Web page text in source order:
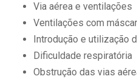
Via aérea e ventilações
Ventilações com
Introdução e utilização
Dificuldade respiratória
Obstrução das vias